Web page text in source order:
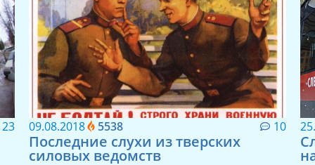
23 09.08.2018 5538 10
Последние слухи из тверских
силовых ведомств